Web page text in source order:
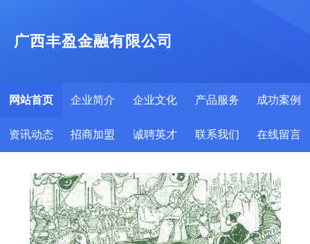
广西丰盈金融有限公司
网站首页 企业简介 企业文化 产品服务 成功案例
资讯动态 招商加盟 诚聘英才 联系我们 在线留言